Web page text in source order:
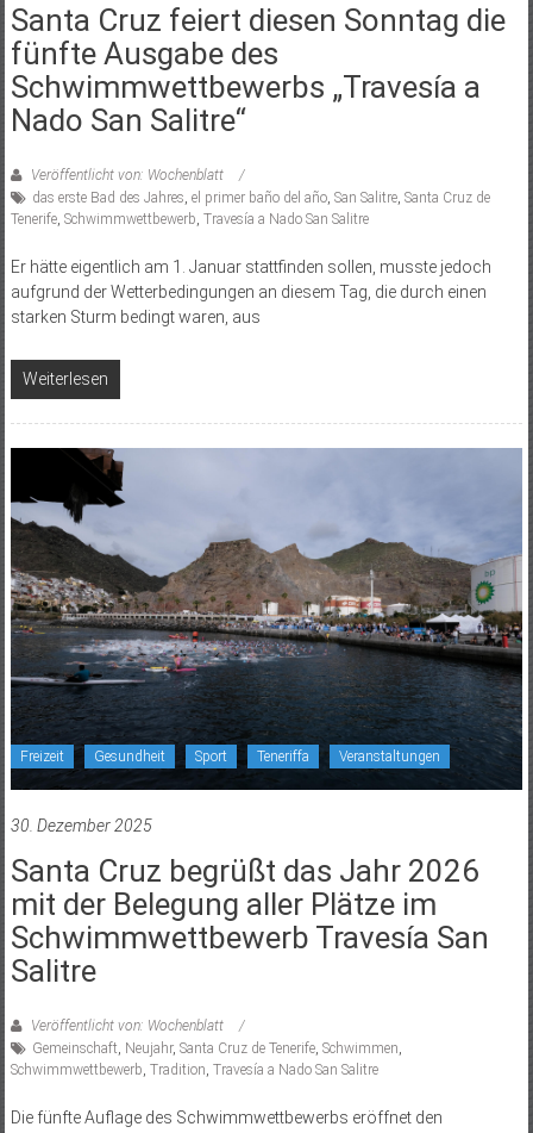
Santa Cruz feiert diesen Sonntag die
fünfte Ausgabe des
Schwimmwettbewerbs „Travesía a
Nado San Salitre“
Veröffentlicht von: Wochenblatt
das erste Bad des Jahres, el primer baño del año, San Salitre, Santa Cruz de
Tenerife, Schwimmwettbewerb, Travesía a Nado San Salitre
Er hätte eigentlich am 1. Januar stattfinden sollen, musste jedoch
aufgrund der Wetterbedingungen an diesem Tag, die durch einen
starken Sturm bedingt waren, aus
Weiterlesen
Freizeit Gesundheit Sport Teneriffa Veranstaltungen
30. Dezember 2025
Santa Cruz begrüßt das Jahr 2026
mit der Belegung aller Plätze im
Schwimmwettbewerb Travesía San
Salitre
Veröffentlicht von: Wochenblatt
Gemeinschaft Neujahr, Santa Cruz de Tenerife, Schwimmen
Schwimmwettbewerb Tradition Travesía a Nado San Salitre
Die fünfte Auflage des Schwimmwettbewerbs eröffnet den